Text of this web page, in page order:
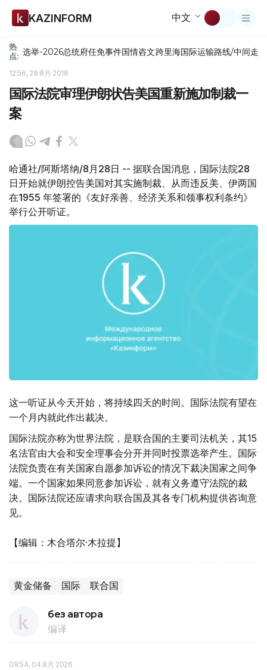
KAZINFORM 中文
热
点: 选举-2026总统府任免事件国情咨文跨里海国际运输路线/中间走廊
12:56, 28 8月 2018
国际法院审理伊朗状告美国重新施加制裁一
案
哈通社/阿斯塔纳/8月28日 -- 据联合国消息，国际法院28
日开始就伊朗控告美国对其实施制裁、从而违反美、伊两国
在1955 年签署的《友好亲善、经济关系和领事权利条约》
举行公开听证。
这一听证从今天开始，将持续四天的时间。国际法院有望在
一个月内就此作出裁决。
国际法院亦称为世界法院，是联合国的主要司法机关，其15
名法官由大会和安全理事会分开并同时投票选举产生。国际
法院负责在有关国家自愿参加诉讼的情况下裁决国家之间争
端。一个国家如果同意参加诉讼，就有义务遵守法院的裁
决。国际法院还应请求向联合国及其各专门机构提供咨询意
见。
【编辑：木合塔尔·木拉提】
黄金储备 国际 联合国
без автора
编译
09:54, 04 8月 2026